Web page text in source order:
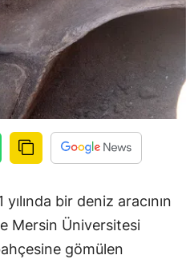
bir deniz aracının
Mersin Üniversitesi
gömülen